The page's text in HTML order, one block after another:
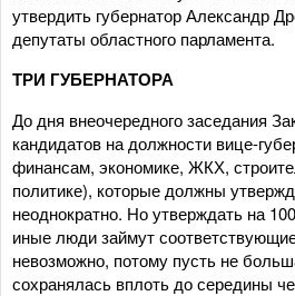
утвердить губернатор Александр
депутаты областного парламента.
ТРИ ГУБЕРНАТОРА
До дня внеочередного заседания
кандидатов на должности вице-
финансам, экономике, ЖКХ,
политике), которые должны
неоднократно. Но утверждать на
иные люди займут
невозможно, потому пусть не
сохранялась вплоть до середины